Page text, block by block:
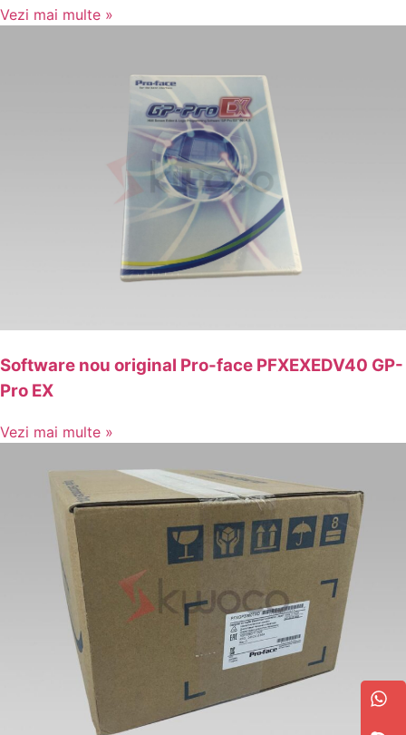
Vezi mai multe »
Software nou original Pro-face PFXEXEDV40 GP-
Pro EX
Vezi mai multe »